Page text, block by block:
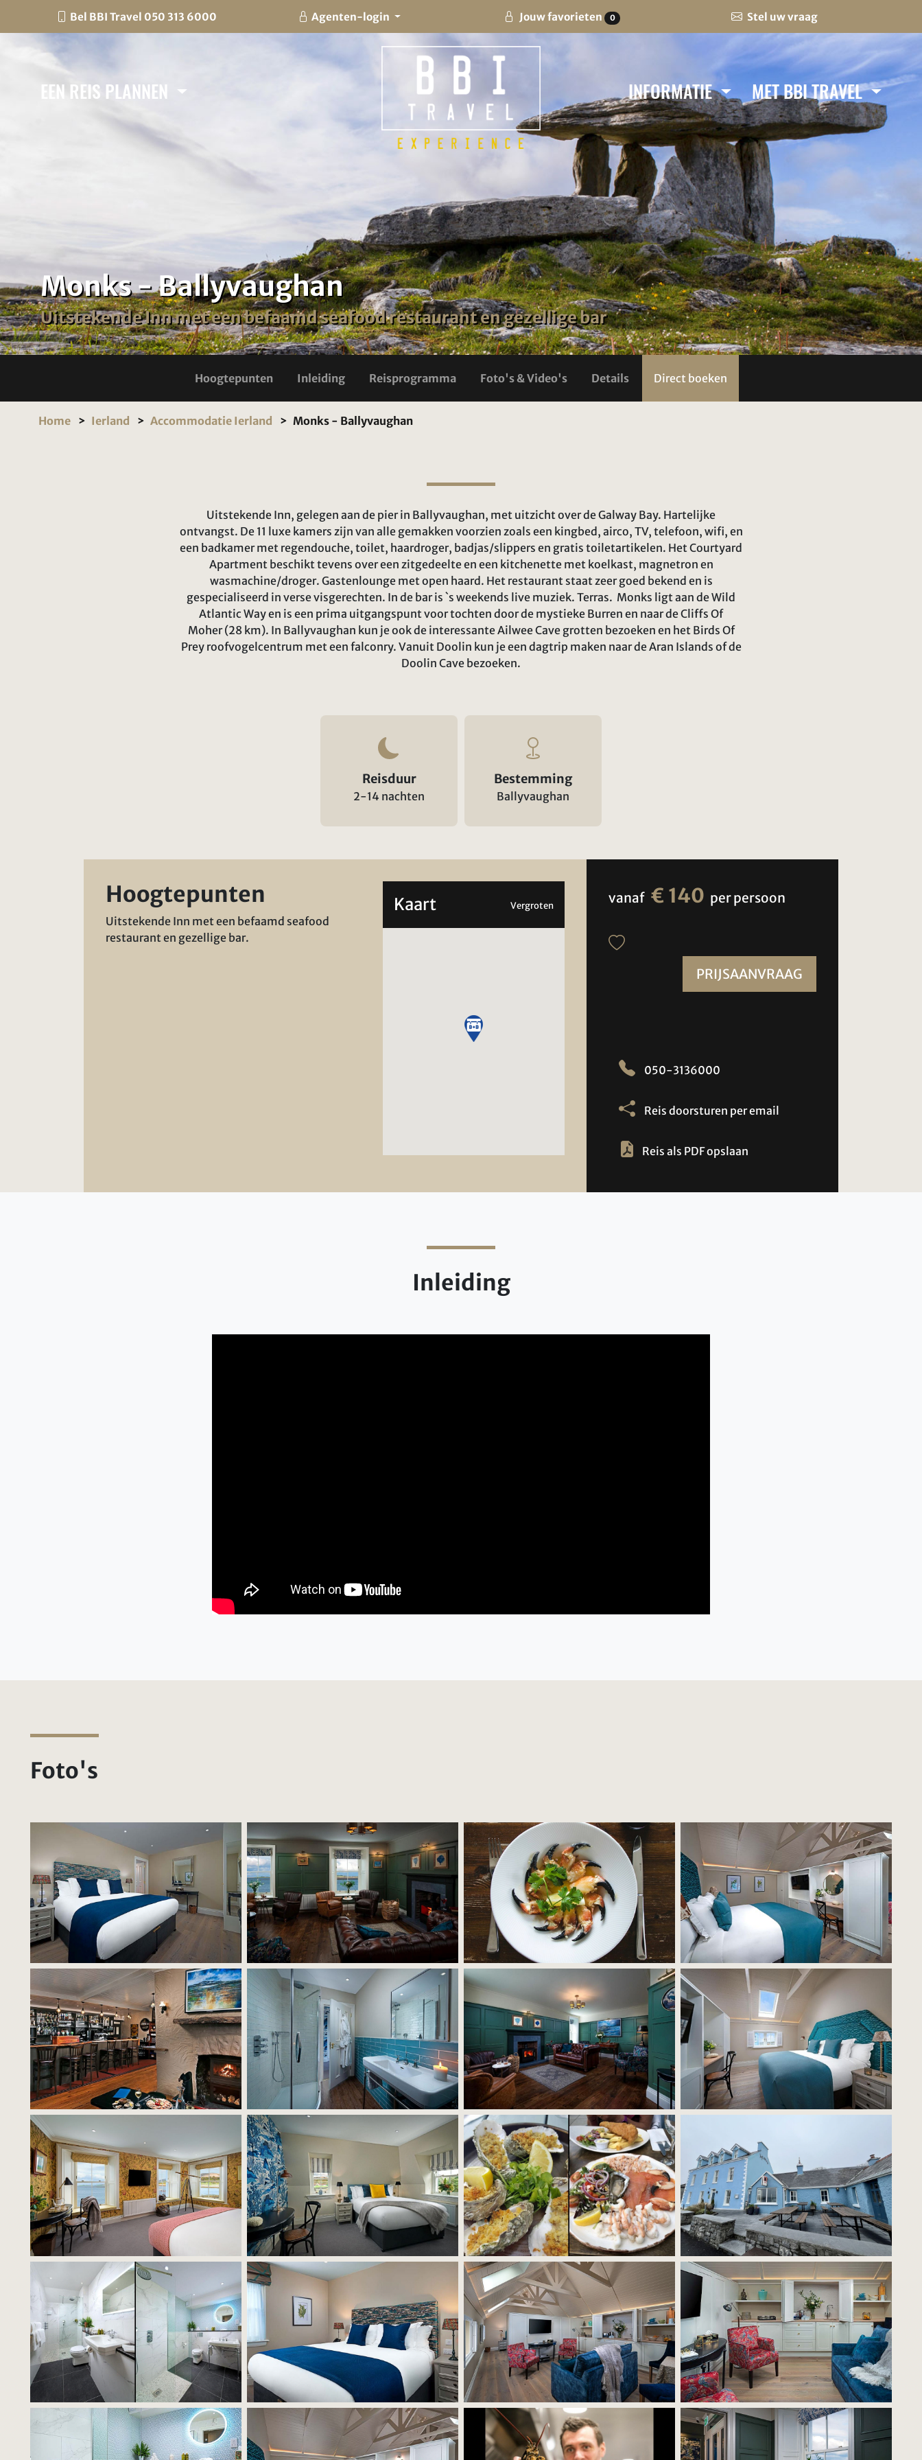
Bel BBI Travel 050 313 6000 Agenten-login Jouw favorieten 0 Stel uw vraag
EEN REIS PLANNEN INFORMATIE MET BBI TRAVEL
Monks - Ballyvaughan
Uitstekende Inn met een befaamd seafood restaurant en gezellige bar
Hoogtepunten Inleiding Reisprogramma Foto's & Video's Details Direct boeken
Home Ierland Accommodatie Ierland Monks - Ballyvaughan
Uitstekende Inn, gelegen aan de pier in Ballyvaughan, met uitzicht over de Galway Bay. Hartelijke
ontvangst. De 11 luxe kamers zijn van alle gemakken voorzien zoals een kingbed, airco, TV, telefoon, wifi, en
een badkamer met regendouche, toilet, haardroger, badjas/slippers en gratis toiletartikelen. Het Courtyard
Apartment beschikt tevens over een zitgedeelte en een kitchenette met koelkast, magnetron en
wasmachine/droger. Gastenlounge met open haard. Het restaurant staat zeer goed bekend en is
gespecialiseerd in verse visgerechten. In de bar is `s weekends live muziek. Terras. Monks ligt aan de Wild
Atlantic Way en is een prima uitgangspunt voor tochten door de mystieke Burren en naar de Cliffs Of
Moher (28 km). In Ballyvaughan kun je ook de interessante Ailwee Cave grotten bezoeken en het Birds Of
Prey roofvogelcentrum met een falconry. Vanuit Doolin kun je een dagtrip maken naar de Aran Islands of de
Doolin Cave bezoeken.
Reisduur
2-14 nachten
Bestemming
Ballyvaughan
Hoogtepunten
Uitstekende Inn met een befaamd seafood
restaurant en gezellige bar.
Kaart Vergroten vanaf € 140 per persoon
PRIJSAANVRAAG
050-3136000
Reis doorsturen per email
Reis als PDF opslaan
Inleiding
Foto's